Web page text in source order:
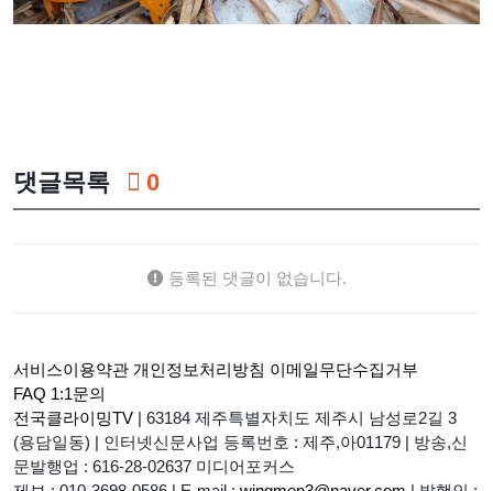
댓글목록 0
등록된 댓글이 없습니다.
서비스이용약관 개인정보처리방침 이메일무단수집거부
FAQ 1:1문의
전국클라이밍TV | 63184 제주특별자치도 제주시 남성로2길 3
(용담일동) | 인터넷신문사업 등록번호 : 제주,아01179 | 방송,신
문발행업 : 616-28-02637 미디어포커스